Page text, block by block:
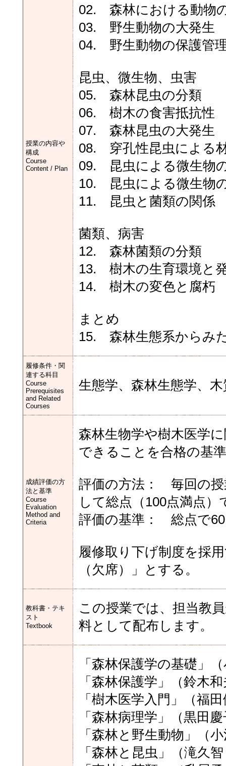
授業の内容や
構成
Course
Content / Plan
02. 森林における動物
03. 野生動物の大発生
04. 野生動物の保護管
昆虫、微生物、虫害
05. 森林昆虫の分類
06. 樹木の食害抵抗性
07. 森林昆虫の大発生
08. 穿孔性昆虫による
09. 昆虫による微生物
10. 昆虫による微生物
11. 昆虫と菌類の関係
菌類、病害
12. 森林菌類の分類
13. 樹木の生育環境と
14. 樹木の変色と腐朽
まとめ
15. 森林生態系からみ
履修条件・関
連する科目
Course
Prerequisites
and Related
Courses
生態学、森林生態学、
成績評価の方
法と基準
Course
Evaluation
Method and
Criteria
森林生物学や樹木医学
できることを合格の基
評価の方法： 毎回の授
して総点（100点満点）
評価の基準： 総点で
履修取り下げ制度を採
（欠席）」とする。
教科書・テキ
スト
Textbook
この授業では、担当教
料として配布します。
「森林保護学の基礎」
「森林保護学」（鈴木
「樹木医学入門」（福
「森林病理学」（黒田
「森林と野生動物」（
「森林と昆虫」（滝久